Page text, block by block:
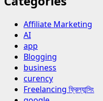
Affiliate Marketing
AI
app
Blogging
business
curency
Freelancing ফ্রিল্যান্সিং